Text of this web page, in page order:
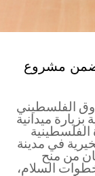
ضمن مشروع
الفلسطيني
ميدانية
الفلسطينية
في مدينة
من منح
السلام،